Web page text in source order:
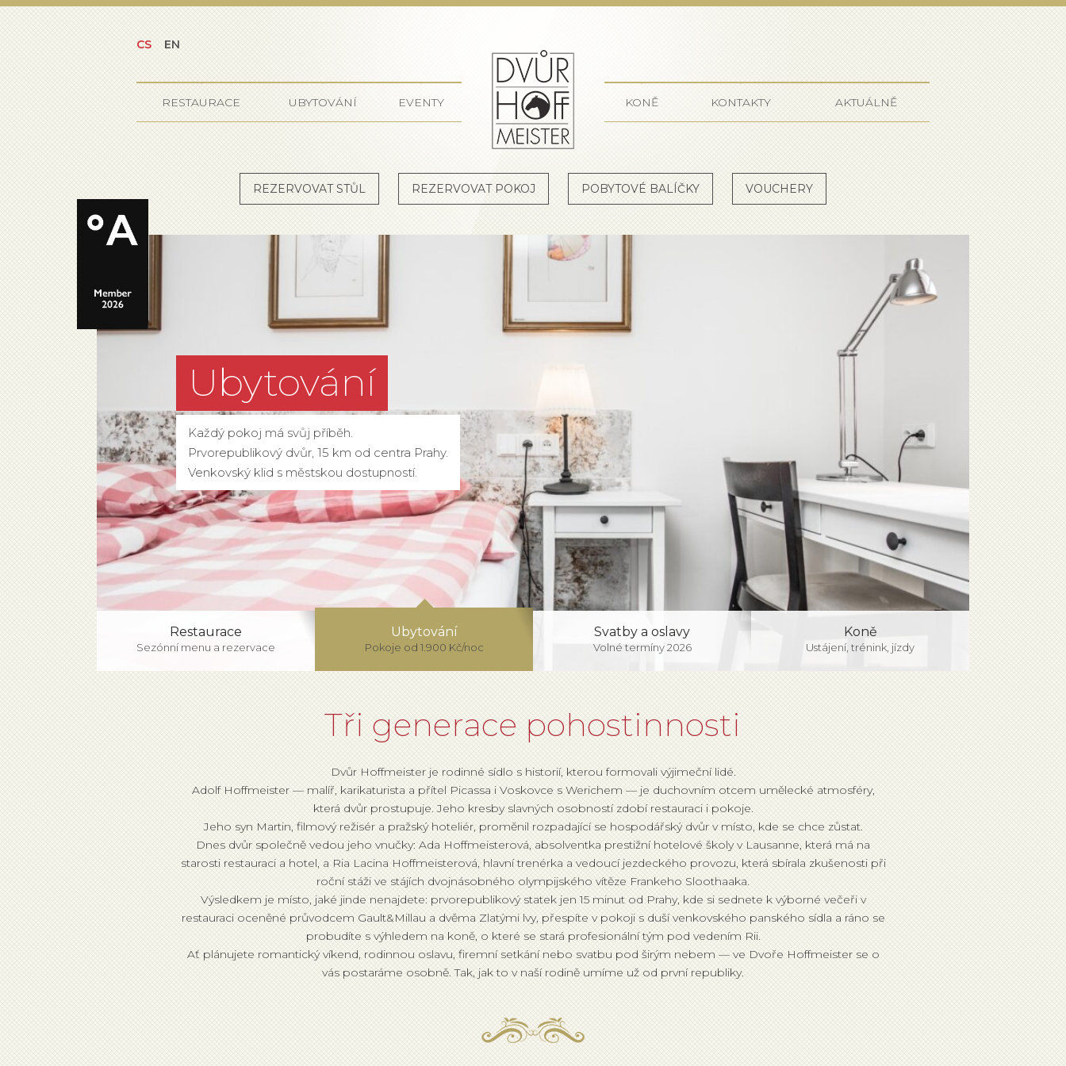
CS EN
RESTAURACE UBYTOVÁNÍ EVENTY KONĚ KONTAKTY AKTUÁLNĚ
REZERVOVAT STŮL REZERVOVAT POKOJ POBYTOVÉ BALÍČKY VOUCHERY
Ubytování
Každý pokoj má svůj příběh.
Prvorepublikový dvůr, 15 km od centra Prahy.
Venkovský klid s městskou dostupností.
Restaurace
Sezónní menu a rezervace
Ubytování
Pokoje od 1.900 Kč/noc
Svatby a oslavy
Volné termíny 2026
Koně
Ustájení, trénink, jízdy
Tři generace pohostinnosti
Dvůr Hoffmeister je rodinné sídlo s historií, kterou formovali výjimeční lidé.
Adolf Hoffmeister — malíř, karikaturista a přítel Picassa i Voskovce s Werichem — je duchovním otcem umělecké atmosféry,
která dvůr prostupuje. Jeho kresby slavných osobností zdobí restauraci i pokoje.
Jeho syn Martin, filmový režisér a pražský hoteliér, proměnil rozpadající se hospodářský dvůr v místo, kde se chce zůstat.
Dnes dvůr společně vedou jeho vnučky: Ada Hoffmeisterová, absolventka prestižní hotelové školy v Lausanne, která má na
starosti restauraci a hotel, a Ria Lacina Hoffmeisterová, hlavní trenérka a vedoucí jezdeckého provozu, která sbírala zkušenosti při
roční stáži ve stájích dvojnásobného olympijského vítěze Frankeho Sloothaaka.
Výsledkem je místo, jaké jinde nenajdete: prvorepublikový statek jen 15 minut od Prahy, kde si sednete k výborné večeři v
restauraci oceněné průvodcem Gault&Millau a dvěma Zlatými lvy, přespíte v pokoji s duší venkovského panského sídla a ráno se
probudíte s výhledem na koně, o které se stará profesionální tým pod vedením Rii.
Ať plánujete romantický víkend, rodinnou oslavu, firemní setkání nebo svatbu pod širým nebem — ve Dvoře Hoffmeister se o
vás postaráme osobně. Tak, jak to v naší rodině umíme už od první republiky.